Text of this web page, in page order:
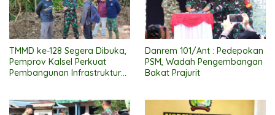
TMMD ke-128 Segera Dibuka,
Pemprov Kalsel Perkuat
Pembangunan Infrastruktur
Danrem 101/Ant : Pedepokan
PSM, Wadah Pengembangan
Bakat Prajurit